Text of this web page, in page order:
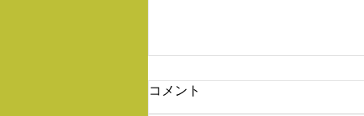
コメント